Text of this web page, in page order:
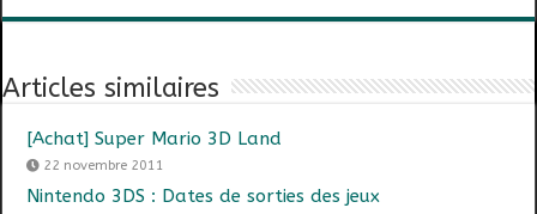
Articles similaires
[Achat] Super Mario 3D Land
22 novembre 2011
Nintendo 3DS : Dates de sorties des jeux